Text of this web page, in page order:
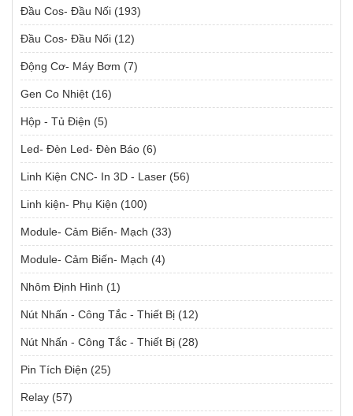
Đầu Cos- Đầu Nối (193)
Đầu Cos- Đầu Nối (12)
Động Cơ- Máy Bơm (7)
Gen Co Nhiệt (16)
Hộp - Tủ Điện (5)
Led- Đèn Led- Đèn Báo (6)
Linh Kiện CNC- In 3D - Laser (56)
Linh kiện- Phụ Kiện (100)
Module- Cảm Biến- Mạch (33)
Module- Cảm Biến- Mạch (4)
Nhôm Định Hình (1)
Nút Nhấn - Công Tắc - Thiết Bị (12)
Nút Nhấn - Công Tắc - Thiết Bị (28)
Pin Tích Điện (25)
Relay (57)